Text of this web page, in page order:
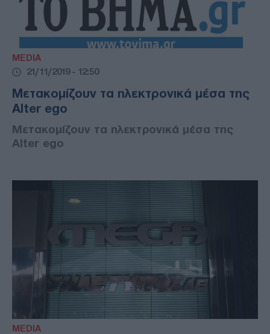
MEDIA
21/11/2019 - 12:50
Μετακομίζουν τα ηλεκτρονικά μέσα της
Alter ego
Μετακομίζουν τα ηλεκτρονικά μέσα της
Alter ego
MEDIA